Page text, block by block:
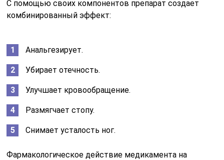
С помощью своих компонентов препарат создает
комбинированный эффект:
Анальгезирует.
Убирает отечность.
Улучшает кровообращение.
Размягчает стопу.
Снимает усталость ног.
Фармакологическое действие медикамента на